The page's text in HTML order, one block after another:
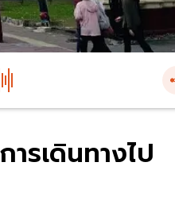
รเดินทางไป